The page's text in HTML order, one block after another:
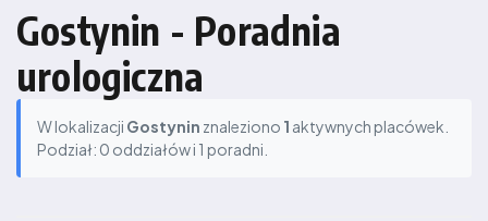
Gostynin - Poradnia
urologiczna
W lokalizacji Gostynin znaleziono 1 aktywnych placówek.
Podział: 0 oddziałów i 1 poradni.